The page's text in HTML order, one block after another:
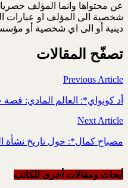
عن محتواها وانما المؤلف
شخصية الى المؤلف او عبارات
دينية أو الى اي شخصية أو
تصفّح المقالات
Previous Article
أد كونواي*: العالم المادي: قصة
Next Article
مصباح كمال*: حول تاريخ نشأة
أبحاث ومقالات أخرى للکاتب